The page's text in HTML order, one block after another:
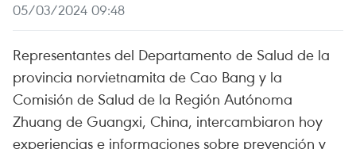
05/03/2024 09:48
Representantes del Departamento de Salud de la
provincia norvietnamita de Cao Bang y la
Comisión de Salud de la Región Autónoma
Zhuang de Guangxi, China, intercambiaron hoy
experiencias e informaciones sobre prevención y